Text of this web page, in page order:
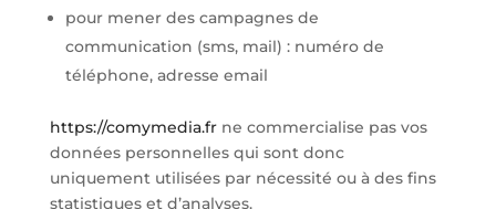
pour mener des campagnes de
communication (sms, mail) : numéro de
téléphone, adresse email
https://comymedia.frne commercialise pas vos
données personnelles qui sont donc
uniquement utilisées par nécessité ou à des fins
statistiques et d’analyses.